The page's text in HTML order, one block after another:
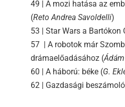
49 | A mozi hatása az
(Reto Andrea Savoldelli)
53 | Star Wars a
57 | A robotok már
drámaelőadásához (
60 | A háború: béke (G.
62 | Gazdasági